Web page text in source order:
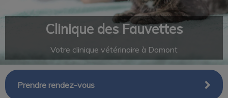
Clinique des Fauvettes
Votre clinique vétérinaire à Domont
Prendre rendez-vous